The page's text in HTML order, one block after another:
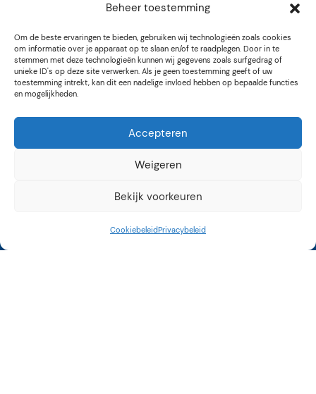
Beheer toestemming
Om de beste ervaringen te bieden, gebruiken wij technologieën zoals cookies
om informatie over je apparaat op te slaan en/of te raadplegen. Door in te
stemmen met deze technologieën kunnen wij gegevens zoals surfgedrag of
unieke ID's op deze site verwerken. Als je geen toestemming geeft of uw
toestemming intrekt, kan dit een nadelige invloed hebben op bepaalde functies
en mogelijkheden.
Accepteren
Weigeren
Bekijk voorkeuren
CookiebeleidPrivacybeleid
Kunstroute Aalsmeer